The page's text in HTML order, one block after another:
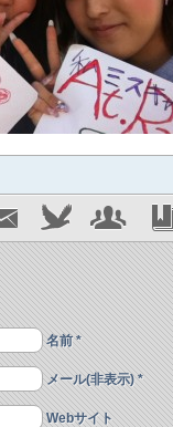
名前 *
メール(非表示) *
Webサイト